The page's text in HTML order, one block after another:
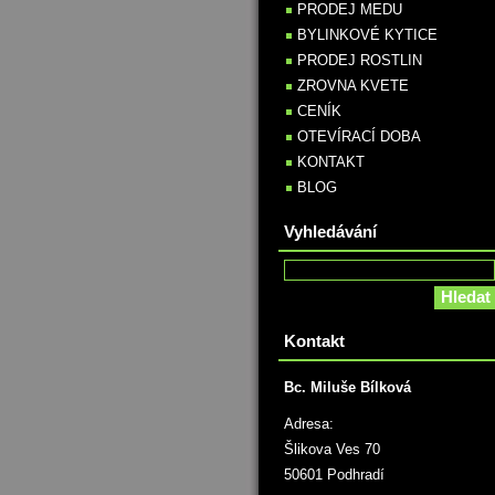
PRODEJ MEDU
BYLINKOVÉ KYTICE
PRODEJ ROSTLIN
ZROVNA KVETE
CENÍK
OTEVÍRACÍ DOBA
KONTAKT
BLOG
Vyhledávání
Kontakt
Bc. Miluše Bílková
Adresa:
Šlikova Ves 70
50601 Podhradí